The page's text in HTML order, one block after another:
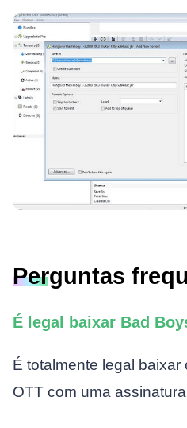
Perguntas
É legal baixar Bad
É totalmente legal baixar
OTT com uma